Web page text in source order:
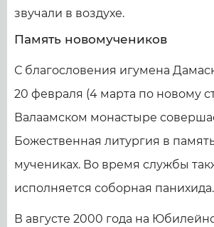
звучали в воздухе.
Память новомучеников
С благословения игумена
20 февраля (4 марта по новому
Валаамском монастыре
Божественная литургия в
мучениках. Во время службы
исполняется соборная панихида.
В августе 2000 года на